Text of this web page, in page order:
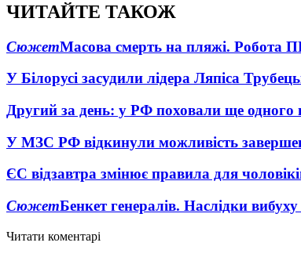
ЧИТАЙТЕ ТАКОЖ
СюжетМасова смерть на пляжі. Робота
У Білорусі засудили лідера Ляпіса
Другий за день: у РФ поховали ще одного
У МЗС РФ відкинули можливість
ЄС відзавтра змінює правила для
СюжетБенкет генералів. Наслідки
Читати коментарі